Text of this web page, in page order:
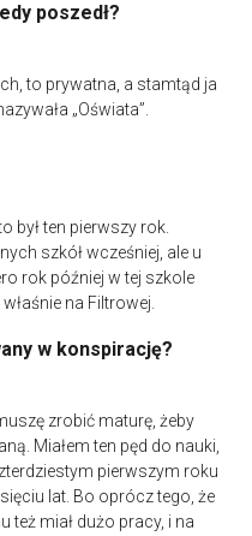
poszedł?
to prywatna, a stamtąd ja
„Oświata”.
był ten pierwszy rok.
szkół wcześniej, ale u
rok później w tej szkole
na Filtrowej.
w konspirację?
zrobić maturę, żeby
Miałem ten pęd do nauki,
pierwszym roku
lat. Bo oprócz tego, że
też miał dużo pracy, i na